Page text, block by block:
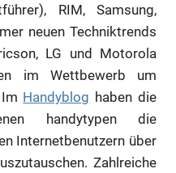
RIM, Samsung,
neuen Techniktrends
LG und Motorola
im Wettbewerb um
Handyblog haben die
handytypen die
Internetbenutzern über
Zahlreiche